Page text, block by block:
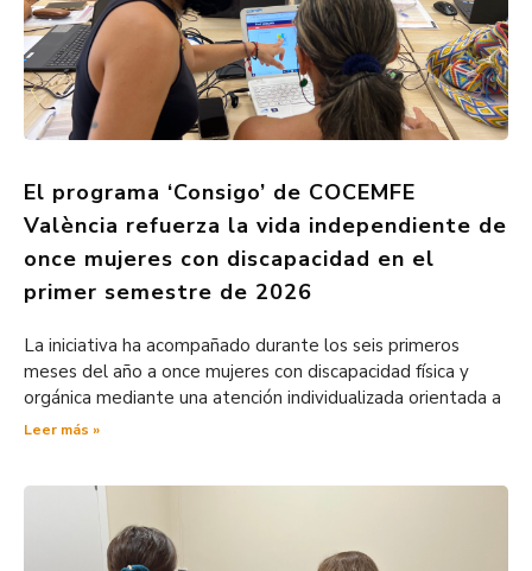
El programa ‘Consigo’ de COCEMFE
València refuerza la vida independiente de
once mujeres con discapacidad en el
primer semestre de 2026
La iniciativa ha acompañado durante los seis primeros
meses del año a once mujeres con discapacidad física y
orgánica mediante una atención individualizada orientada a
Leer más »